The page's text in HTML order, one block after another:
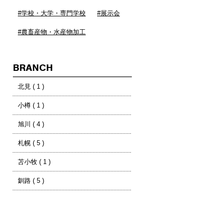
#学校・大学・専門学校 #展示会
#農畜産物・水産物加工
BRANCH
北見 ( 1 )
小樽 ( 1 )
旭川 ( 4 )
札幌 ( 5 )
苫小牧 ( 1 )
釧路 ( 5 )